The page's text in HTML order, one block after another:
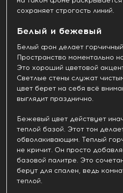
сохраняет строгость линий.
Белый и бежевый
Белый фон делает
Пространство моментально
Это хороший цветовой
Светлые стены служат
цвет берет на себя всё
выглядит празднично.
Бежевый цвет действует
теплой базой. Этот тон
обволакивающим. Теплый
не кричит. Он просто
базовой палитре. Это
берут для спален, ведь
теплой.